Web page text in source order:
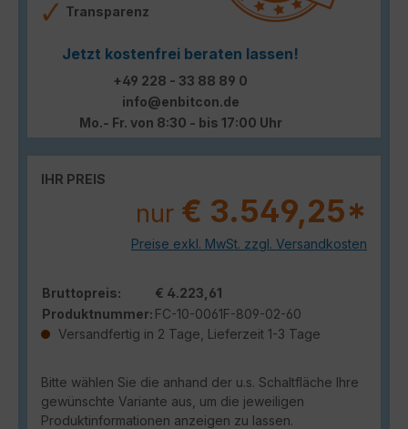
Transparenz
Jetzt kostenfrei beraten lassen!
+49 228 - 33 88 89 0
info@enbitcon.de
Mo.- Fr. von 8:30 - bis 17:00 Uhr
IHR PREIS
nur € 3.549,25*
Preise exkl. MwSt. zzgl. Versandkosten
Bruttopreis:
€ 4.223,61
Produktnummer: FC-10-0061F-809-02-60
Versandfertig in 2 Tage, Lieferzeit 1-3 Tage
Bitte wählen Sie die anhand der u.s. Schaltfläche Ihre
gewünschte Variante aus, um die jeweiligen
Produktinformationen anzeigen zu lassen.